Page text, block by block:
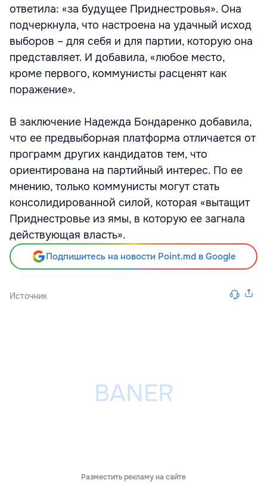
ответила: «за будущее Приднестровья». Она
подчеркнула, что настроена на удачный исход
выборов – для себя и для партии, которую она
представляет. И добавила, «любое место,
кроме первого, коммунисты расценят как
поражение».
В заключение Надежда Бондаренко добавила,
что ее предвыборная платформа отличается от
программ других кандидатов тем, что
ориентирована на партийный интерес. По ее
мнению, только коммунисты могут стать
консолидированной силой, которая «вытащит
Приднестровье из ямы, в которую ее загнала
действующая власть».
Подпишитесь на новости Point.md в Google
Источник
Разместить рекламу на сайте